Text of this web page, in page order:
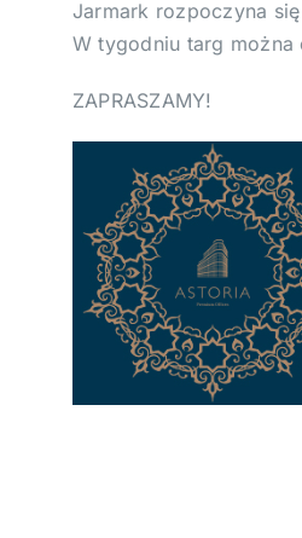
Jarmark rozpoczyna
W tygodniu targ
ZAPRASZAMY!